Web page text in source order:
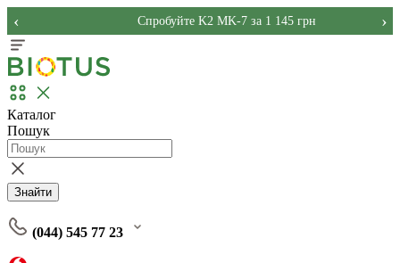
Спробуйте K2 MK-7 за 1 145 грн
‹ ›
Каталог
Пошук
Знайти
(044) 545 77 23